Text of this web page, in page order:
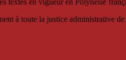
textes en vigueur en Polynésie
à toute la justice administrative